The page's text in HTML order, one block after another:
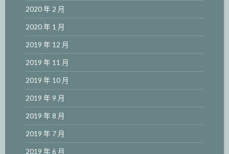
2020 年 2 月
2020 年 1 月
2019 年 12 月
2019 年 11 月
2019 年 10 月
2019 年 9 月
2019 年 8 月
2019 年 7 月
2019 年 6 月